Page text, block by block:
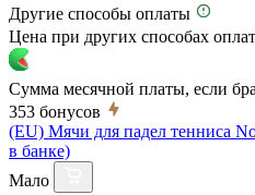
Другие способы оплаты
Цена при других способах
Сумма месячной платы, если
353 бонусов
(EU) Мячи для падел тенниса
в банке)
Мало